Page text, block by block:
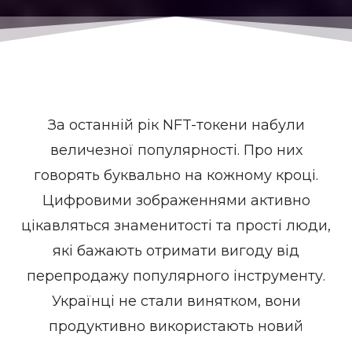
За останній рік NFT-токени набули
величезної популярності. Про них
говорять буквально на кожному кроці.
Цифровими зображеннями активно
цікавляться знаменитості та прості люди,
які бажають отримати вигоду від
перепродажу популярного інструменту.
Українці не стали винятком, вони
продуктивно використають новий